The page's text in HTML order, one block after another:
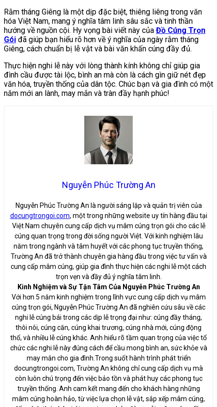
Rằm tháng Giêng là một dịp đặc biệt, thiêng liêng trong văn
hóa Việt Nam, mang ý nghĩa tâm linh sâu sắc và tinh thần
hướng về nguồn cội. Hy vọng bài viết này của Đồ Cúng Trọn
Gói đã giúp bạn hiểu rõ hơn về ý nghĩa của ngày rằm tháng
Giêng, cách chuẩn bị lễ vật và bài văn khấn cúng đầy đủ.
Thực hiện nghi lễ này với lòng thành kính không chỉ giúp gia
đình cầu được tài lộc, bình an mà còn là cách gìn giữ nét đẹp
văn hóa, truyền thống của dân tộc. Chúc bạn và gia đình có một
năm mới an lành, may mắn và tràn đầy hạnh phúc!
Nguyễn Phúc Trường An
Nguyễn Phúc Trường An là người sáng lập và quản trị viên của
docungtrongoi.com, một trong những website uy tín hàng đầu tại
Việt Nam chuyên cung cấp dịch vụ mâm cúng trọn gói cho các lễ
cúng quan trọng trong đời sống người Việt. Với kinh nghiệm lâu
năm trong ngành và tâm huyết với các phong tục truyền thống,
Trường An đã trở thành chuyên gia hàng đầu trong việc tư vấn và
cung cấp mâm cúng, giúp gia đình thực hiện các nghi lễ một cách
trọn vẹn và đầy đủ ý nghĩa tâm linh.
Kinh Nghiệm và Sự Tận Tâm Của Nguyễn Phúc Trường An
Với hơn 5 năm kinh nghiệm trong lĩnh vực cung cấp dịch vụ mâm
cúng trọn gói, Nguyễn Phúc Trường An đã nghiên cứu sâu về các
nghi lễ cúng bái trong các dịp lễ trọng đại như: cúng đầy tháng,
thôi nôi, cúng căn, cúng khai trương, cúng nhà mới, cúng động
thổ, và nhiều lễ cúng khác. Anh hiểu rõ tầm quan trọng của việc tổ
chức các nghi lễ này đúng cách để cầu mong bình an, sức khỏe và
may mắn cho gia đình.Trong suốt hành trình phát triển
docungtrongoi.com, Trường An không chỉ cung cấp dịch vụ mà
còn luôn chú trọng đến việc bảo tồn và phát huy các phong tục
truyền thống. Anh cam kết mang đến cho khách hàng những
mâm cúng hoàn hảo, từ việc lựa chọn lễ vật, sắp xếp mâm cúng,